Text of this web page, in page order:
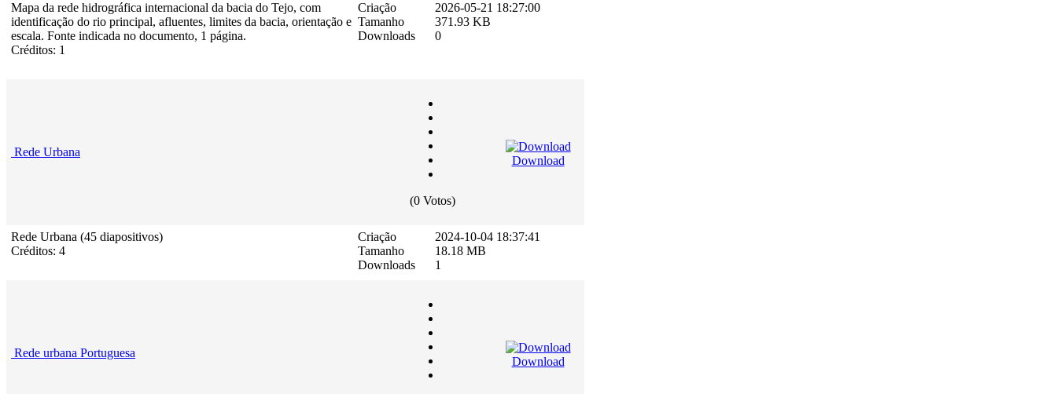
Mapa da rede hidrográfica internacional da bacia do Tejo, com
identificação do rio principal, afluentes, limites da bacia, orientação e
escala. Fonte indicada no documento, 1 página.
Créditos: 1
Criação
Tamanho
Downloads
2026-05-21 18:27:00
371.93 KB
0
Rede Urbana
(0 Votos)
Download
Rede Urbana (45 diapositivos)
Créditos: 4
Criação
Tamanho
Downloads
2024-10-04 18:37:41
18.18 MB
1
Rede urbana Portuguesa
Download